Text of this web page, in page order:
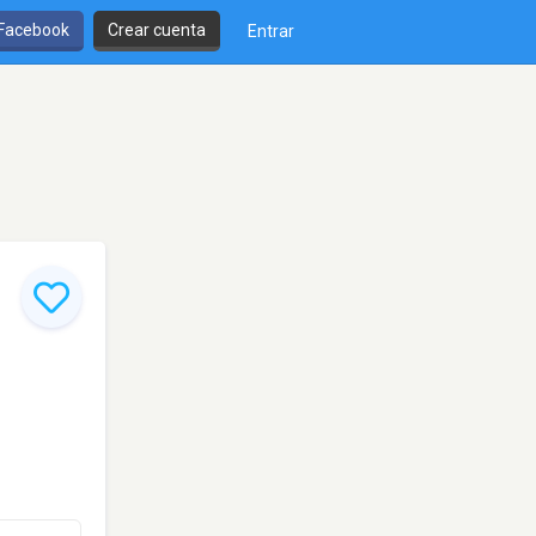
Crear cuenta Entrar